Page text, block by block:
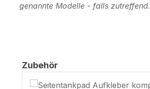
genannte Modelle - falls zutreffend.
Produktgalerie überspringen
Zubehör